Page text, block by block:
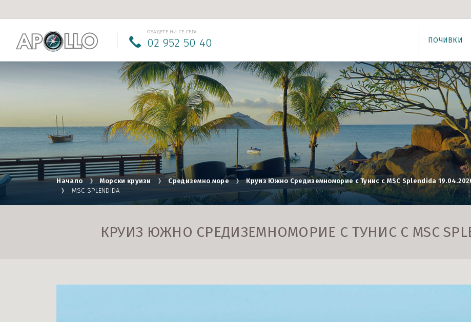
ОБАДЕТЕ НИ СЕ СЕГА
02 952 50 40 ПОЧИВКИ
Начало Морски круизи Средиземно море
Круиз Южно Средиземноморие с Тунис с MSC Splendida
MSC SPLENDIDA
КРУИЗ ЮЖНО СРЕДИЗЕМНОМОРИЕ С ТУНИС С MSC